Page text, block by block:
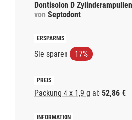
Dontisolon D Zylinderampullen
von Septodont
Sie sparen 17%
Packung 4 x 1,9 g ab 52,86 €